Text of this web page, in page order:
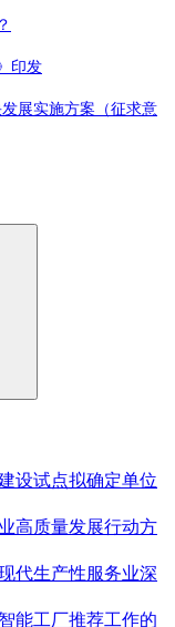
印发
展实施方案（征求意
设试点拟确定单位
高质量发展行动方
代生产性服务业深
能工厂推荐工作的